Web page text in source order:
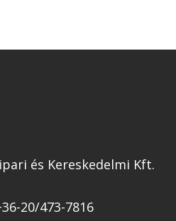
és Kereskedelmi Kft.
20/473-7816